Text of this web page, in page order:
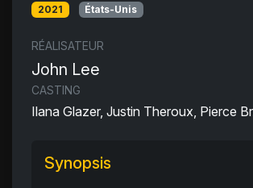
2021 États-Unis
RÉALISATEUR
John Lee
CASTING
Ilana Glazer, Justin Theroux, Pierce
Synopsis